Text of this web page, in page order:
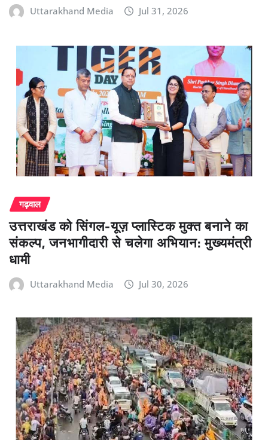
Uttarakhand Media Jul 31, 2026
गढ़वाल
उत्तराखंड को सिंगल-यूज़ प्लास्टिक मुक्त बनाने का
संकल्प, जनभागीदारी से चलेगा अभियान: मुख्यमंत्री
धामी
Uttarakhand Media Jul 30, 2026